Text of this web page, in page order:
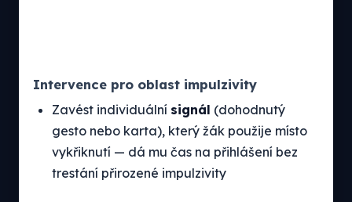
Intervence pro oblast impulzivity
Zavést individuální signál (dohodnutý
gesto nebo karta), který žák použije místo
vykřiknutí — dá mu čas na přihlášení bez
trestání přirozené impulzivity